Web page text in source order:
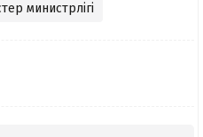
министрлігі